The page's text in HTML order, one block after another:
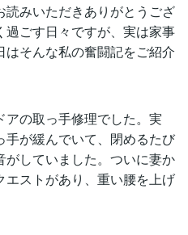
みいただきありがとうござ
ごす日々ですが、実は家事
はそんな私の奮闘記をご紹介
の取っ手修理でした。実
が緩んでいて、閉めるたび
していました。ついに妻か
エストがあり、重い腰を上げ